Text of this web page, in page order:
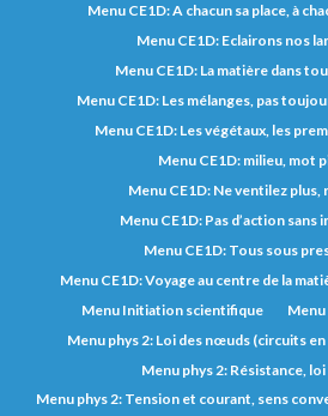
Menu CE1D: A chacun sa place, à
Menu CE1D: Eclairons nos
Menu CE1D: La matière dans
Menu CE1D: Les mélanges, pas
Menu CE1D: Les végétaux, les
Menu CE1D: milieu, mot
Menu CE1D: Ne ventilez plus,
Menu CE1D: Pas d’action sans
Menu CE1D: Tous sous
Menu CE1D: Voyage au centre de la
Menu Initiation scientifique
Menu phys 2: Loi des nœuds (circuits
Menu phys 2: Résistance, loi
Menu phys 2: Tension et courant, sens